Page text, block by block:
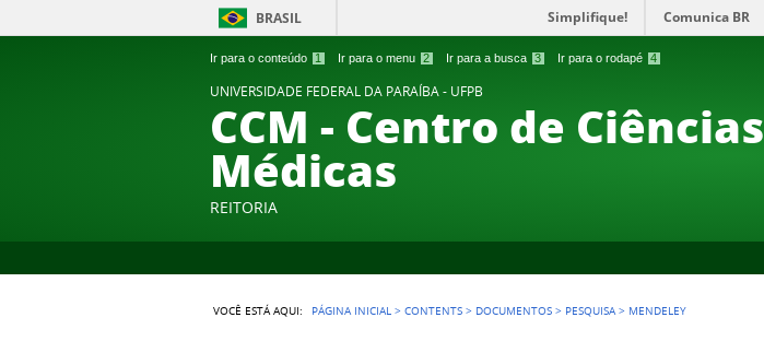
Ir para o conteúdo 1 Ir para o menu 2 Ir para a busca 3 Ir para o rodapé 4
BRASIL Simplifique! Comunica BR
UNIVERSIDADE FEDERAL DA PARAÍBA - UFPB
CCM - Centro de Ciências
Médicas
REITORIA
VOCÊ ESTÁ AQUI: PÁGINA INICIAL >CONTENTS > DOCUMENTOS > PESQUISA > MENDELEY